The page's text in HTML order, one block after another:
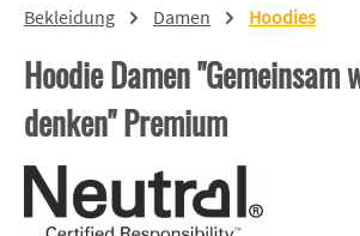
Bekleidung Damen Hoodies
Hoodie Damen "Gemeinsam
denken" Premium